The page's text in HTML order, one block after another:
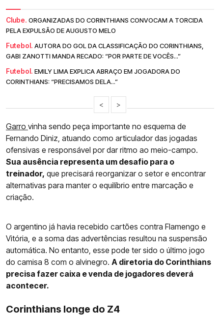
Clube. ORGANIZADAS DO CORINTHIANS CONVOCAM A TORCIDA
PELA EXPULSÃO DE AUGUSTO MELO
Futebol. AUTORA DO GOL DA CLASSIFICAÇÃO DO CORINTHIANS,
GABI ZANOTTI MANDA RECADO: “POR PARTE DE VOCÊS...”
Futebol. EMILY LIMA EXPLICA ABRAÇO EM JOGADORA DO
CORINTHIANS: “PRECISAMOS DELA...”
< >
Garro vinha sendo peça importante no esquema de
Fernando Diniz, atuando como articulador das jogadas
ofensivas e responsável por dar ritmo ao meio-campo.
Sua ausência representa um desafio para o
treinador, que precisará reorganizar o setor e encontrar
alternativas para manter o equilíbrio entre marcação e
criação.
O argentino já havia recebido cartões contra Flamengo e
Vitória, e a soma das advertências resultou na suspensão
automática. No entanto, esse pode ter sido o último jogo
do camisa 8 com o alvinegro. A diretoria do Corinthians
precisa fazer caixa e venda de jogadores deverá
acontecer.
Corinthians longe do Z4